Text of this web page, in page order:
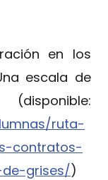
en los
escala de
ruta-
contratos-
grises/)